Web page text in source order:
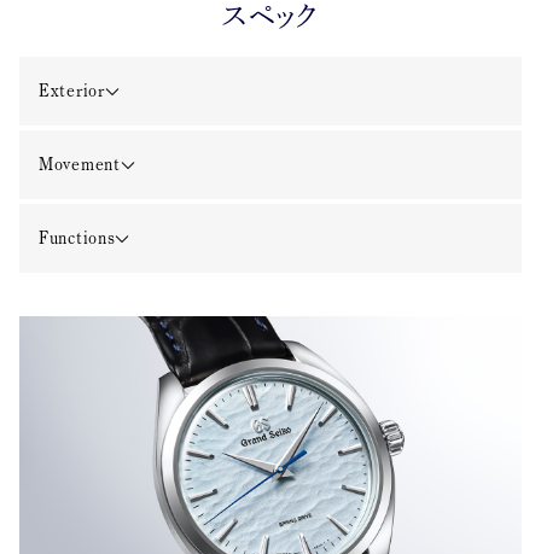
スペック
Exterior
Movement
Functions